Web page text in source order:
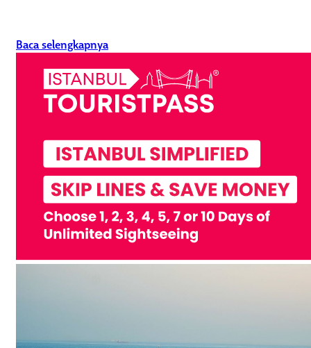
Baca selengkapnya